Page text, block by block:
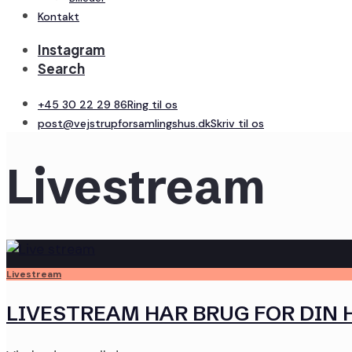
Kontakt
Instagram
Search
+45 30 22 29 86Ring til os
post@vejstrupforsamlingshus.dkSkriv til os
Livestream
Livestream
LIVESTREAM HAR BRUG FOR DIN